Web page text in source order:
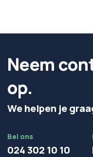
Neem
op.
We helpen je
Bel ons
024 302 10 10